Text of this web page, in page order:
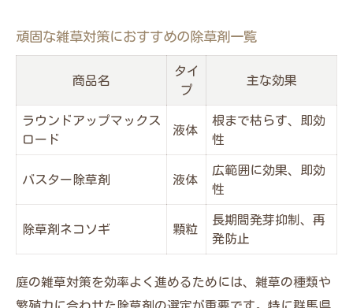
頑固な雑草対策におすすめの除草剤一覧
商品名
タイ
プ
主な効果
ラウンドアップマックス
ロード
液体
根まで枯らす、即効
性
バスター除草剤 液体
広範囲に効果、即効
性
除草剤ネコソギ 顆粒
長期間発芽抑制、再
発防止
庭の雑草対策を効率よく進めるためには、雑草の種類や